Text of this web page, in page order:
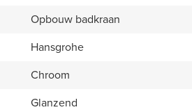
Opbouw badkraan
Hansgrohe
Chroom
Glanzend